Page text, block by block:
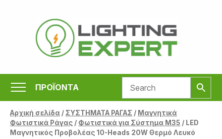
περιεχόμενο
ΠΡΟΪΟΝΤΑ
Αρχική σελίδα/ ΣΥΣΤΗΜΑΤΑ ΡΑΓΑΣ / Μαγνητικά
Φωτιστικά Ράγας / Φωτιστικά για Σύστημα Μ35 / LED
Μαγνητικός Προβολέας 10-Heads 20W Θερμό Λευκό